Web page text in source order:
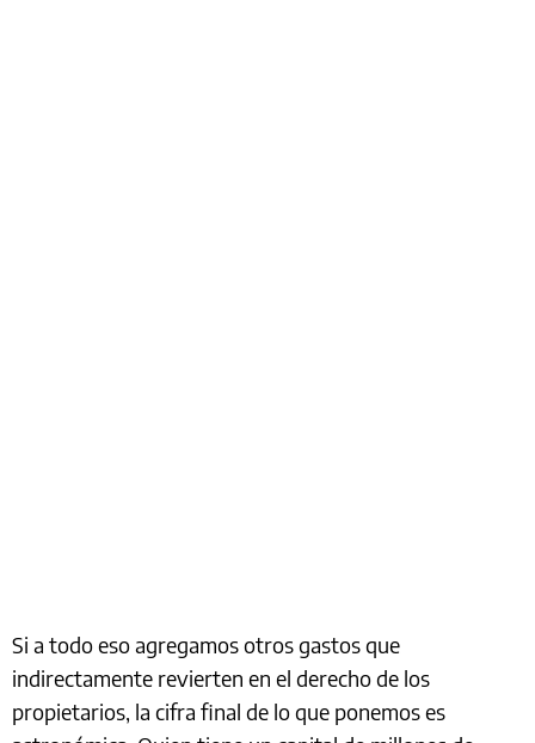
Si a todo eso agregamos otros gastos que
indirectamente revierten en el derecho de los
propietarios, la cifra final de lo que ponemos es